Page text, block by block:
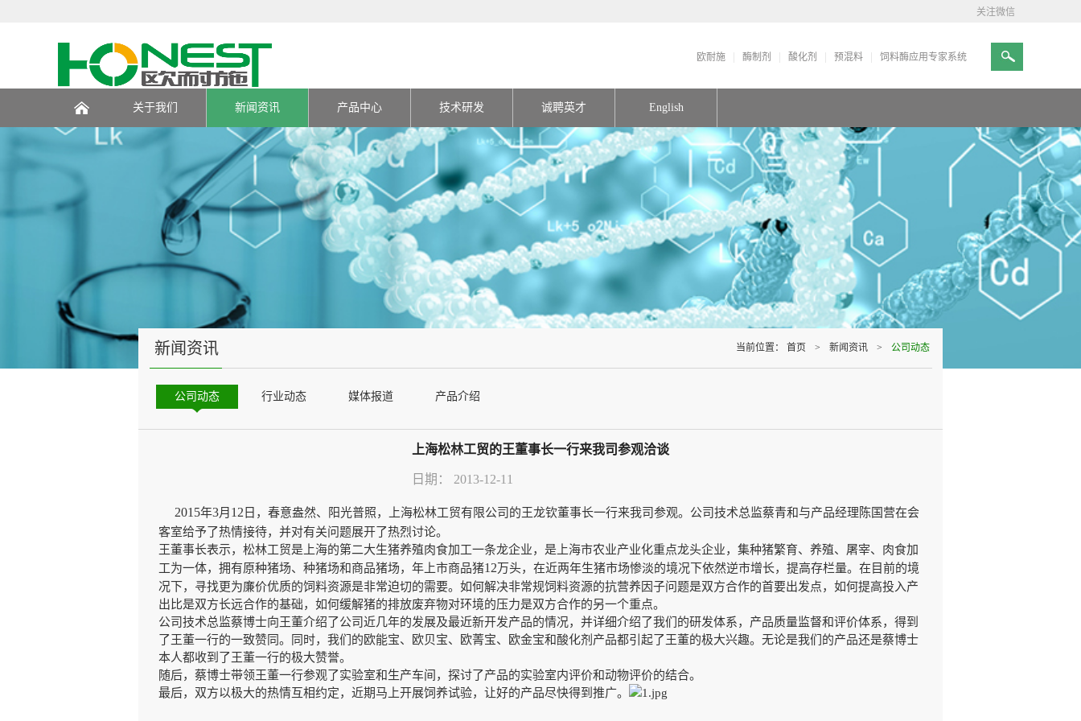
欧耐施 酶制剂 酸化剂 预混料 饲料酶应用专家系统
关注微信
页
关于我们 新闻资讯 产品中心 技术研发 诚聘英才 English
新闻资讯
公司动态 行业动态 媒体报道 产品介绍
当前位置： 首页 > 新闻资讯 > 公司动态
上海松林工贸的王董事长一行来我司参观洽谈
日期： 2013-12-11
2015年3月 12 日，春意盎然、阳光普照，上海松林工贸有限公司的王龙钦董事长一行来我司参观。公司技术总监蔡青和与产品经理陈国营在会
客室给予了热情接待，并对有关问题展开了热烈讨论。
王董事长表示，松林工贸是上海的第二大生猪养殖肉食加工一条龙企业，是上海市农业产业化重点龙头企业，集种猪繁育、养殖、屠宰、肉食加
工为一体，拥有原种猪场、种猪场和商品猪场，年上市商品猪12万头，在近两年生猪市场惨淡的境况下依然逆市增长，提高存栏量。在目前的境
况下，寻找更为廉价优质的饲料资源是非常迫切的需要。如何解决非常规饲料资源的抗营养因子问题是双方合作的首要出发点，如何提高投入产
出比是双方长远合作的基础，如何缓解猪的排放废弃物对环境的压力是双方合作的另一个重点。
公司技术总监蔡博士向王董介绍了公司近几年的发展及最近新开发产品的情况，并详细介绍了我们的研发体系，产品质量监督和评价体系，得到
了王董一行的一致赞同。同时，我们的欧能宝、欧贝宝、欧菁宝、欧金宝和酸化剂产品都引起了王董的极大兴趣。无论是我们的产品还是蔡博士
本人都收到了王董一行的极大赞誉。
随后，蔡博士带领王董一行参观了实验室和生产车间，探讨了产品的实验室内评价和动物评价的结合。
最后，双方以极大的热情互相约定，近期马上开展饲养试验，让好的产品尽快得到推广。